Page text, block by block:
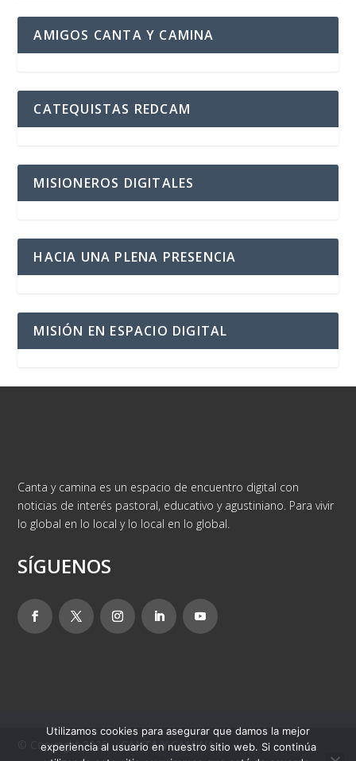
AMIGOS CANTA Y CAMINA
CATEQUISTAS REDCAM
MISIONEROS DIGITALES
HACIA UNA PLENA PRESENCIA
MISIÓN EN ESPACIO DIGITAL
Canta y camina es un espacio de encuentro digital con
noticias de interés pastoral, educativo y agustiniano. Para vivir
lo global en lo local y lo local en lo global.
SÍGUENOS
© Copyright 2025 – CANTA Y CAMINA
Utilizamos cookies para asegurar que damos la mejor
experiencia al usuario en nuestro sitio web. Si continúa